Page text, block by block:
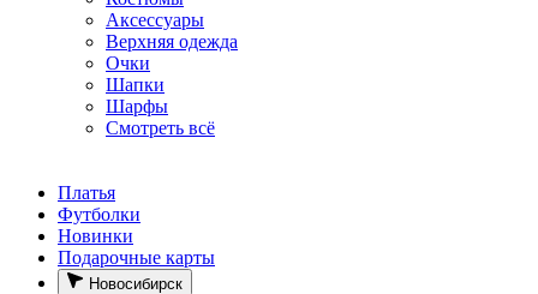
Аксессуары
Верхняя одежда
Очки
Шапки
Шарфы
Смотреть всё
Платья
Футболки
Новинки
Подарочные карты
Новосибирск